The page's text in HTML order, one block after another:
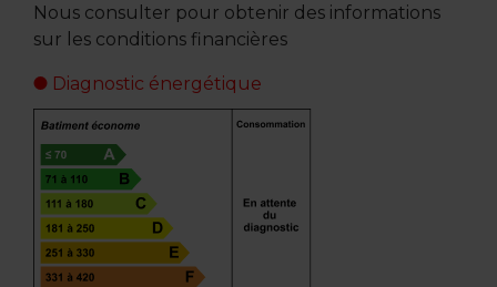
Nous consulter pour obtenir des informations
sur les conditions financières
Diagnostic énergétique